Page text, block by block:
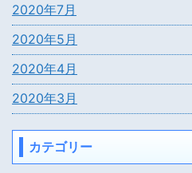
2020年7月
2020年5月
2020年4月
2020年3月
カテゴリー